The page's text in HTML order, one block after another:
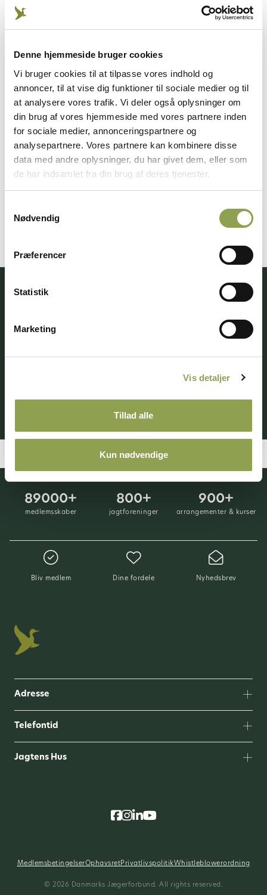
Denne hjemmeside bruger cookies
Vi bruger cookies til at tilpasse vores indhold og
annoncer, til at vise dig funktioner til sociale medier og til
at analysere vores trafik. Vi deler også oplysninger om
din brug af vores hjemmeside med vores partnere inden
for sociale medier, annonceringspartnere og
analysepartnere. Vores partnere kan kombinere disse
data med andre oplysninger, du har givet dem, eller som
de har indsamlet fra din brug af deres tjenester.
Nødvendig
Præferencer
Statistik
Marketing
Vis detaljer
Tillad alle
Kun nødvendige
både med rådgivning om vores medicin til
sundhedsfagligt personale, men også med
Vi laver blandt andet sygdomsoplysning om
forebyggelse af flåtoverførte sygdomme, og her er
jægere en naturlig gruppe at fokusere på. Som
jæger kan du have øget risiko for flåtbid og
flåtoverførte sygdomme, da du opholder dig meget
i naturen og ofte i områder med mange flåter.
Flåter er ikke farlige i sig selv, men de kan blive det,
fordi de kan overføre sygdomsfremkaldende virus
Få adgang til alt indhold &
Bliv medlem ➜
Bliv medlem Dine fordele Nyhedsbrev
89000+
medlemsskaber
800+
jagtforeninger
900+
arrangementer & kurser
Adresse
Telefontid
Jagtens Hus
MedlemsbetingelserOphavsretPrivatlivspolitikWhistleblowerordning
© 2026 Danmarks Jægerforbund. All rights reserved.